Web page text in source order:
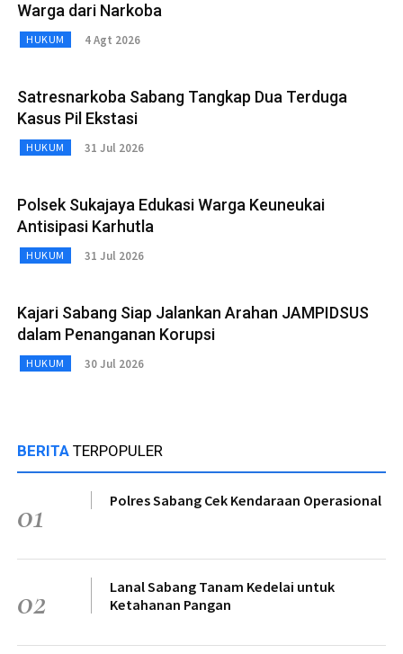
Warga dari Narkoba
HUKUM 4 Agt 2026
Satresnarkoba Sabang Tangkap Dua Terduga
Kasus Pil Ekstasi
HUKUM 31 Jul 2026
Polsek Sukajaya Edukasi Warga Keuneukai
Antisipasi Karhutla
HUKUM 31 Jul 2026
Kajari Sabang Siap Jalankan Arahan JAMPIDSUS
dalam Penanganan Korupsi
HUKUM 30 Jul 2026
BERITA TERPOPULER
01 Polres Sabang Cek Kendaraan Operasional
02
Lanal Sabang Tanam Kedelai untuk
Ketahanan Pangan